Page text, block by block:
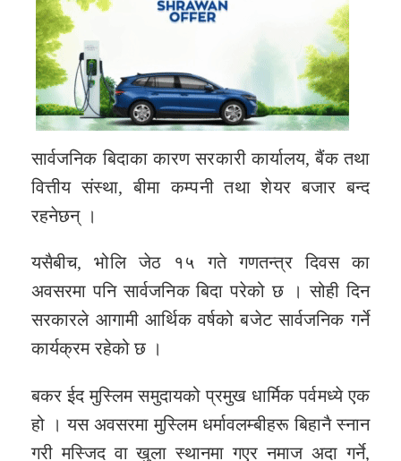
सार्वजनिक बिदाका कारण सरकारी कार्यालय, बैंक तथा
वित्तीय संस्था, बीमा कम्पनी तथा शेयर बजार बन्द
रहनेछन् ।
यसैबीच, भोलि जेठ १५ गते गणतन्त्र दिवस का
अवसरमा पनि सार्वजनिक बिदा परेको छ । सोही दिन
सरकारले आगामी आर्थिक वर्षको बजेट सार्वजनिक गर्ने
कार्यक्रम रहेको छ ।
बकर ईद मुस्लिम समुदायको प्रमुख धार्मिक पर्वमध्ये एक
हो । यस अवसरमा मुस्लिम धर्मावलम्बीहरू बिहानै स्नान
गरी मस्जिद वा खुला स्थानमा गएर नमाज अदा गर्ने,